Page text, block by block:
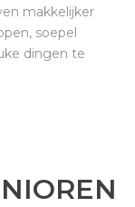
makkelijker
soepel
dingen te